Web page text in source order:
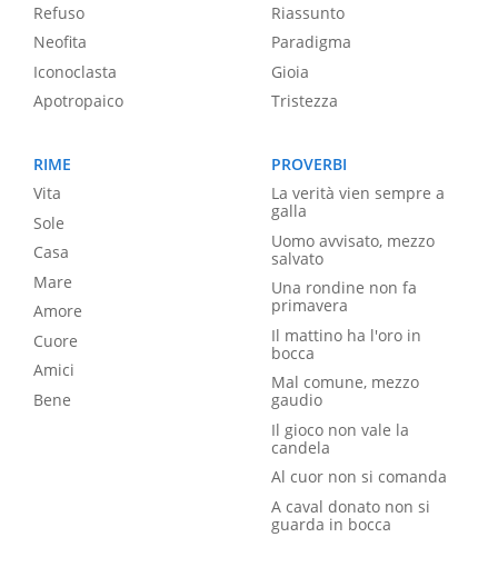
Refuso
Neofita
Iconoclasta
Apotropaico
Riassunto
Paradigma
Gioia
Tristezza
RIME
Vita
Sole
Casa
Mare
Amore
Cuore
Amici
Bene
PROVERBI
La verità vien sempre a
galla
Uomo avvisato, mezzo
salvato
Una rondine non fa
primavera
Il mattino ha l'oro in
bocca
Mal comune, mezzo
gaudio
Il gioco non vale la
candela
Al cuor non si comanda
A caval donato non si
guarda in bocca